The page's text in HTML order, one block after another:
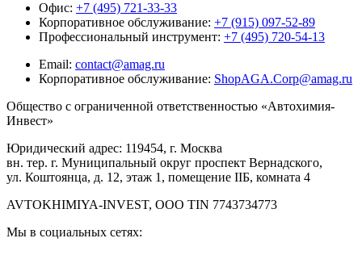
Офис: +7 (495) 721-33-33
Корпоративное обслуживание: +7 (915) 097-52-89
Профессиональный инструмент: +7 (495) 720-54-13
Email: contact@amag.ru
Корпоративное обслуживание: ShopAGA.Corp@amag.ru
Общество с ограниченной ответственностью «Автохимия-
Инвест»
Юридический адрес: 119454, г. Москва
вн. тер. г. Муниципальный округ проспект Вернадского,
ул. Коштоянца, д. 12, этаж 1, помещение IIБ, комната 4
AVTOKHIMIYA-INVEST, OOO TIN 7743734773
Мы в социальных сетях: